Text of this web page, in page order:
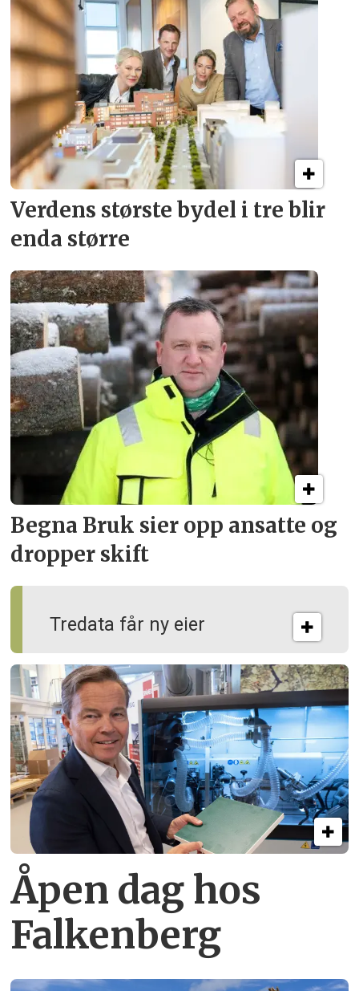
Verdens største bydel i tre blir
enda større
Tredata får ny eier
Begna Bruk sier opp ansatte og
dropper skift
Åpen dag hos
Falkenberg